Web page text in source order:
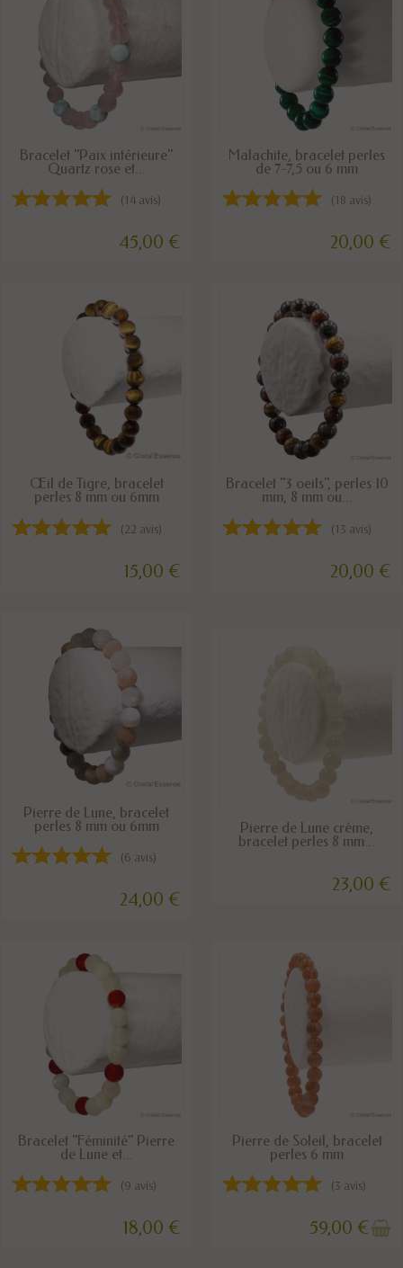
DISPONIBLE
Bracelet "Paix intérieure"
Quartz rose et...
(14 avis)
45,00 €
DISPONIBLE
Malachite, bracelet perles
de 7-7,5 ou 6 mm
(18 avis)
20,00 €
DISPONIBLE
Œil de Tigre, bracelet
perles 8 mm ou 6mm
(22 avis)
15,00 €
DERNIERS ARTICLES EN STOCK
Bracelet "3 oeils", perles 10
mm, 8 mm ou...
(13 avis)
20,00 €
DISPONIBLE
Pierre de Lune, bracelet
perles 8 mm ou 6mm
(6 avis)
24,00 €
DISPONIBLE
Pierre de Lune crème,
bracelet perles 8 mm...
23,00 €
DISPONIBLE
Bracelet "Féminité" Pierre
de Lune et...
(9 avis)
18,00 €
RUPTURE DE STOCK
Pierre de Soleil, bracelet
perles 6 mm
(3 avis)
59,00 €